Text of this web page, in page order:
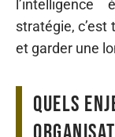
stratégie,
et garder une
Quels